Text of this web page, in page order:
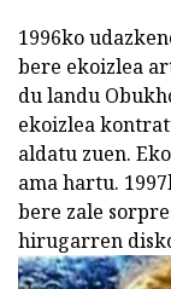
1996ko
bere ekoizlea
du landu
ekoizlea
aldatu zuen.
ama hartu.
bere zale
hirugarren